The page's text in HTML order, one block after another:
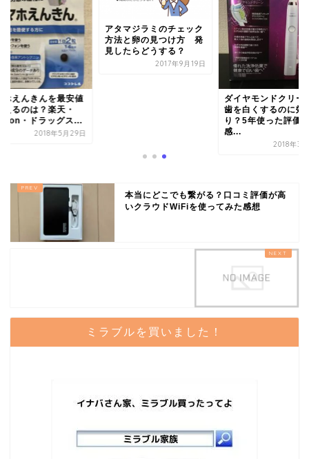
ホえんきんを最安値
えるのは？楽天・
・ドラッグス...
2018年5月29日
アタマジラミのチェック
方法と卵の見つけ方 発
見したらどうする？
2017年9月19日
ダイヤモンドクリー
歯を白くするのに効
り？5年使った評価
感...
2018年3
本当にどこでも繋がる？口コミ評価が高
いクラウドWiFiを使ってみた感想
ミラブルを買いました！